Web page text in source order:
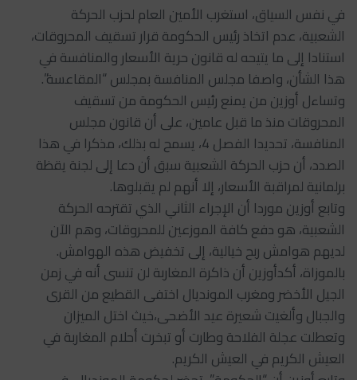
في نفس السياق، استغرب الأمين العام لحزب الحركة
الشعبية، عدم اتخاذ رئيس الحكومة قرار تسقيف المحروقات،
استنادا إلى ما يتيحه له قانون حرية الأسعار والمنافسة في
هذا الشأن، واصفا مجلس المنافسة بمجلس “المقاعسة”.
وتساءل أوزين من يمنع رئيس الحكومة من تسقيف
المحروقات منذ ما قبل عامين، على أن قانون مجلس
المنافسة، تحديدا الفصل 4، يسمح له بذلك، مذكرا في هذا
الصدد، أن حزب الحركة الشعبية سبق أن دعا إلى لجنة يقظة
برلمانية لمراقبة الأسعار، إلا أنهم لم يقبلوها.
وتابع أوزين موردا أن الإجراء الثاني الذي تقترحه الحركة
الشعبية، هو دفع كافة الموزعين للمحروقات، وهم الآن
لديهم هوامش ربح خيالية، إلى تخفيض هذه الهوامش.
بالموزاة، أكدأوزين أن ذاكرة المغاربة لن تنسى أنه في زمن
الجيل الأخضر ومغرب المونديال اختفى القطيع من القرى
والجبال وألغيت شعيرة عيد الأضحى،خيث اختل الميزان
وتعطلت عجلة الفلاحة وطارت أو تبخرت أحلام المغاربة في
العيش الكريم في العيش الكريم.